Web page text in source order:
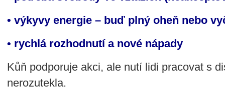
• výkyvy energie – buď plný oheň nebo
• rychlá rozhodnutí a nové nápady
Kůň podporuje akci, ale nutí lidi pracovat s
nerozutekla.